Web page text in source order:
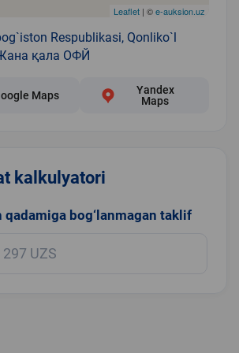
Leaflet| ©e-auksion.uz
Respublikasi, Qonliko`l
қала ОФЙ
Maps
Yandex
Maps
kalkulyatori
qadamiga bog‘lanmagan taklif